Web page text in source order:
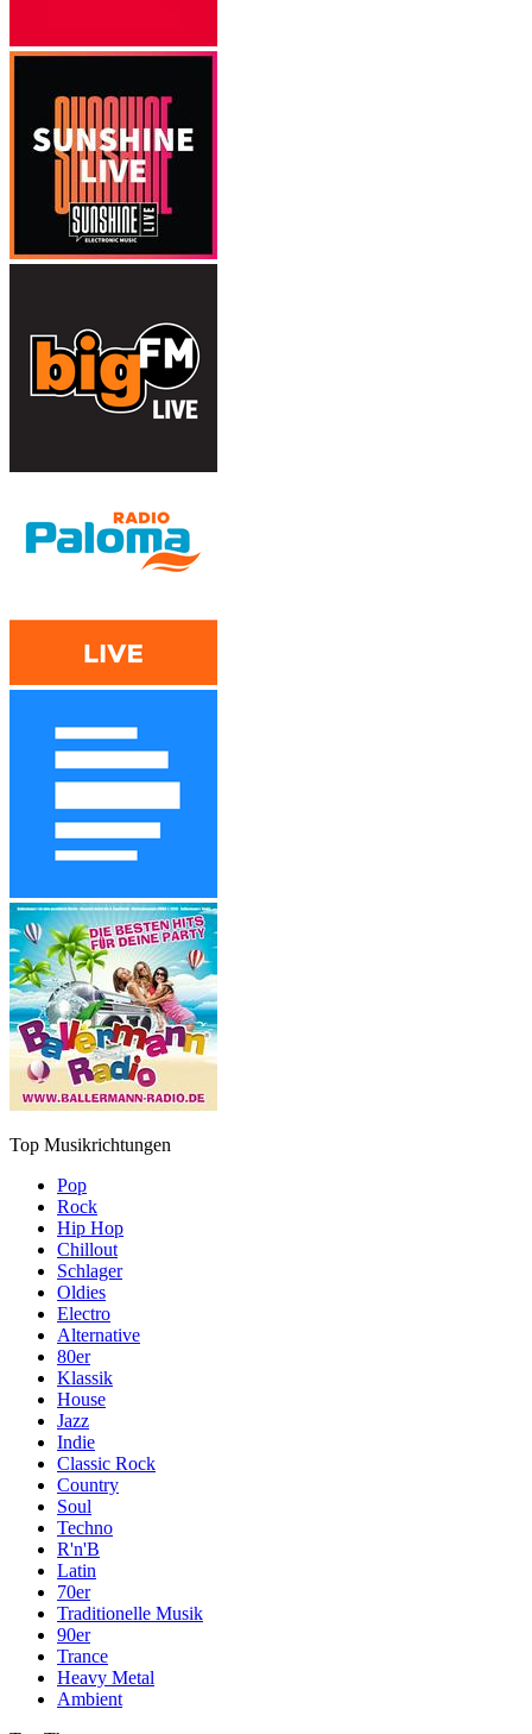
Top Musikrichtungen
Pop
Rock
Hip Hop
Chillout
Schlager
Oldies
Electro
Alternative
80er
Klassik
House
Jazz
Indie
Classic Rock
Country
Soul
Techno
R'n'B
Latin
70er
Traditionelle Musik
90er
Trance
Heavy Metal
Ambient